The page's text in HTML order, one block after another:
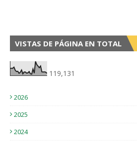
VISTAS DE PÁGINA EN TOTAL
119,131
2026
2025
2024